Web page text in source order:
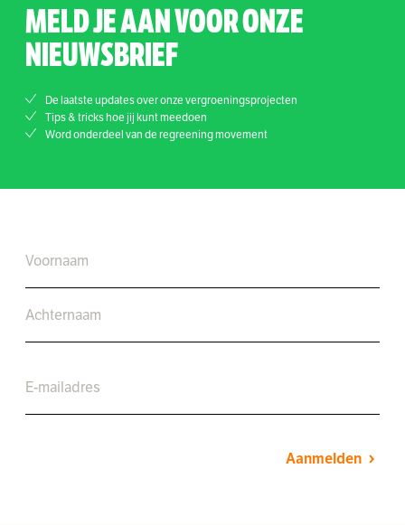
MELD JE AAN VOOR ONZE
NIEUWSBRIEF
De laatste updates over onze vergroeningsprojecten
Tips & tricks hoe jij kunt meedoen
Word onderdeel van de regreening movement
Aanmelden